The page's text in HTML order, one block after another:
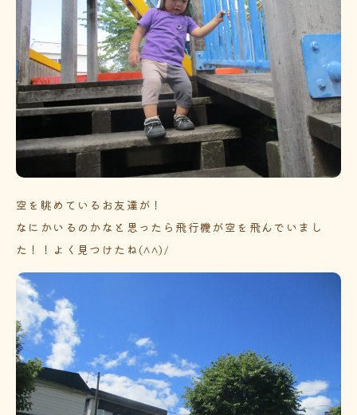
空を眺めているお友達が！
なにかいるのかなと思ったら飛行機が空を飛んでいまし
た！！よく見つけたね(^^)/